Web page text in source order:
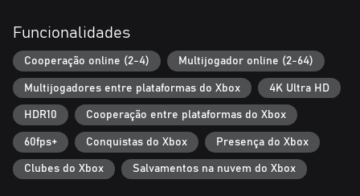
Funcionalidades
Cooperação online (2-4) Multijogador online (2-64)
Multijogadores entre plataformas do Xbox 4K Ultra HD
HDR10 Cooperação entre plataformas do Xbox
60fps+ Conquistas do Xbox Presença do Xbox
Clubes do Xbox Salvamentos na nuvem do Xbox